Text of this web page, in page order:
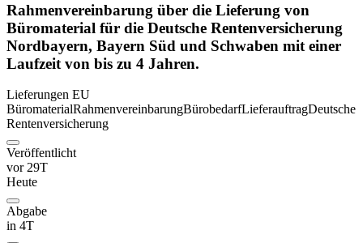
Rahmenvereinbarung über die Lieferung von
Büromaterial für die Deutsche Rentenversicherung
Nordbayern, Bayern Süd und Schwaben mit einer
Laufzeit von bis zu 4 Jahren.
Lieferungen EU
BüromaterialRahmenvereinbarungBürobedarfLieferauftragDeutsche
Rentenversicherung
Veröffentlicht
vor 29T
Heute
Abgabe
in 4T